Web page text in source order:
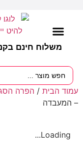
משלוח חינם
עמוד הבית / הפרה
– המעבדה
Loading...